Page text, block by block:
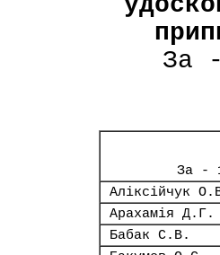
За
За -
Аліксійчук
Арахамія Д.Г.
Бабак С.В.